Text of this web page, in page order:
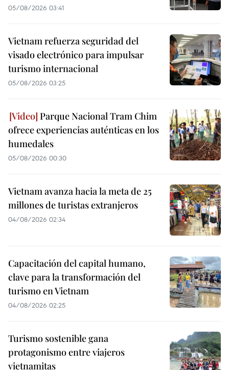
05/08/2026 03:41
Vietnam refuerza seguridad del
visado electrónico para impulsar
turismo internacional
05/08/2026 03:25
Parque Nacional Tram Chim
ofrece experiencias auténticas en los
humedales
05/08/2026 00:30
Vietnam avanza hacia la meta de 25
millones de turistas extranjeros
04/08/2026 02:34
Capacitación del capital humano,
clave para la transformación del
turismo en Vietnam
04/08/2026 02:25
Turismo sostenible gana
protagonismo entre viajeros
vietnamitas